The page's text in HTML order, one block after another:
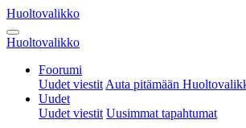
Huoltovalikko
Huoltovalikko
Foorumi
Uudet viestit Auta pitämään
Uudet
Uudet viestit Uusimmat tapahtumat